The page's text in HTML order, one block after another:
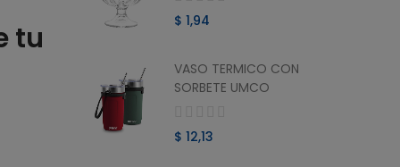
tu
$ 1,94
VASO TERMICO CON
SORBETE UMCO
$ 12,13